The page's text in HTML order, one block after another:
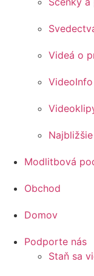
Videá o
VideoInfo
Modlitbová
Obchod
Domov
Podporte nás
Staň sa